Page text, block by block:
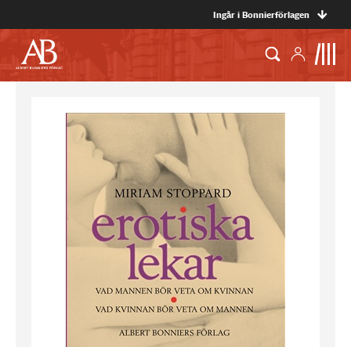
Ingår i Bonnierförlagen